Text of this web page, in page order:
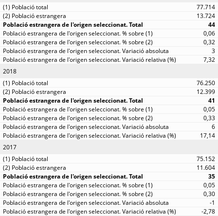
77.714
13.724
44
0,06
0,32
3
7,32
2018
76.250
12.399
41
0,05
0,33
6
17,14
2017
75.152
11.604
35
0,05
0,30
-1
-2,78